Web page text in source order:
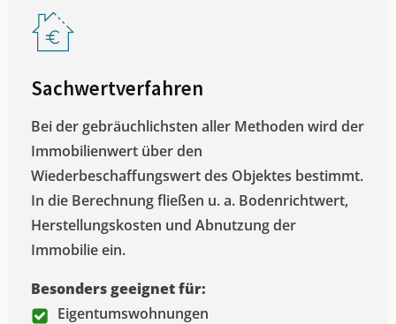
Sachwertverfahren
Bei der gebräuchlichsten aller Methoden wird der
Immobilienwert über den
Wiederbeschaffungswert des Objektes bestimmt.
In die Berechnung fließen u. a. Bodenrichtwert,
Herstellungskosten und Abnutzung der
Immobilie ein.
Besonders geeignet für:
Eigentumswohnungen